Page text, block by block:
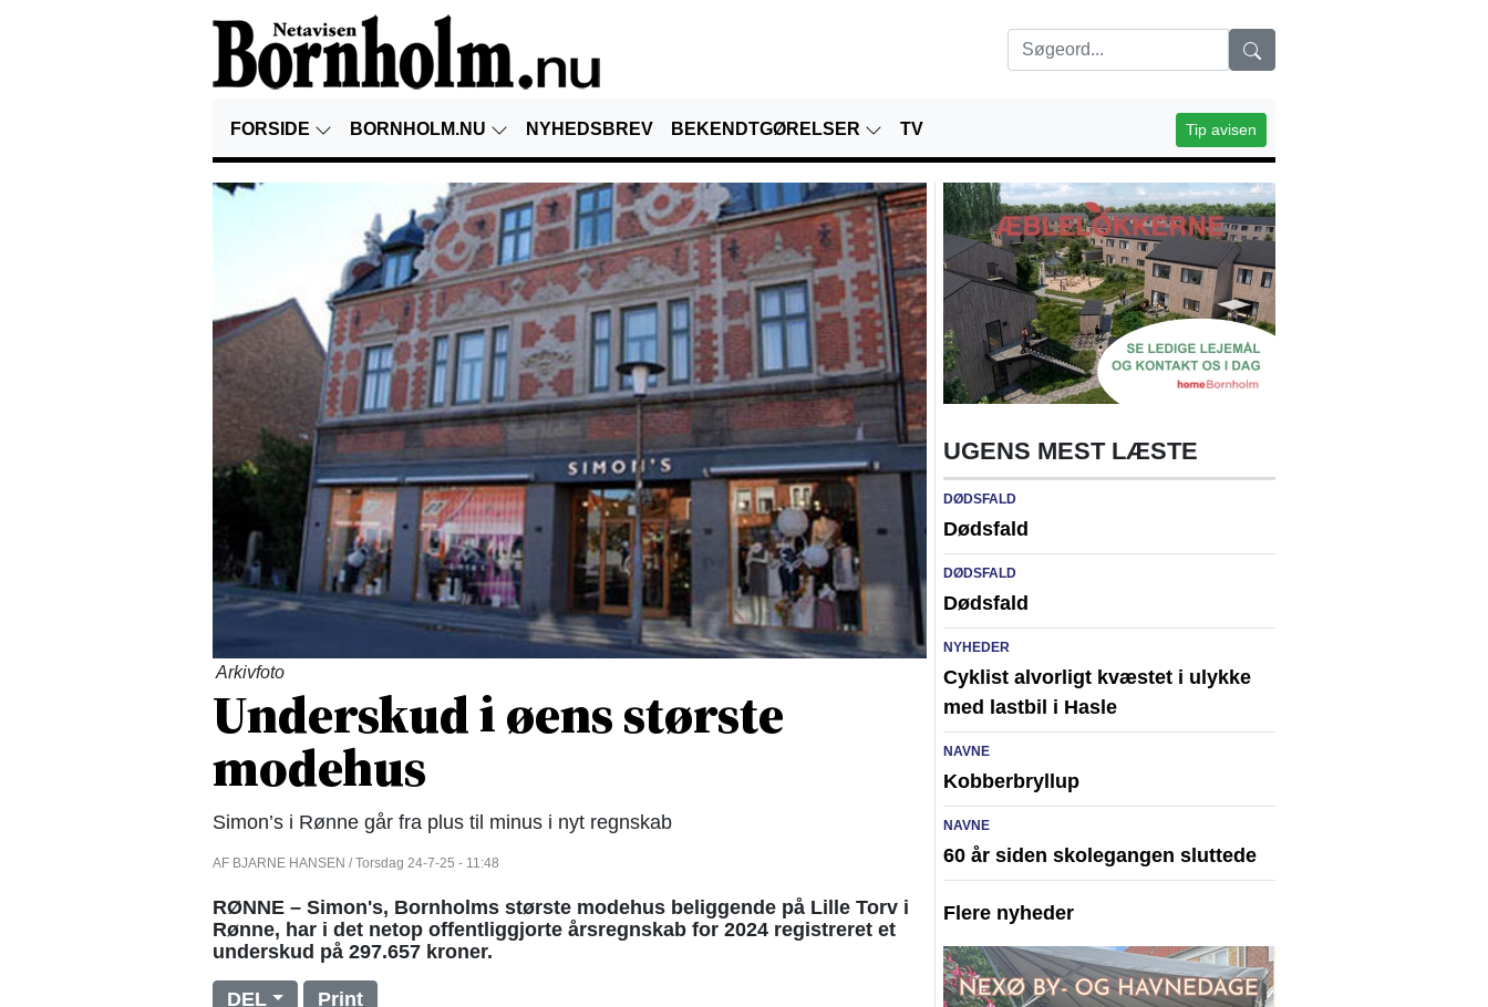
FORSIDE BORNHOLM.NU NYHEDSBREV BEKENDTGØRELSER TV Tip avisen
Arkivfoto
Underskud i øens største
modehus
Simon’s i Rønne går fra plus til minus i nyt regnskab
AF BJARNE HANSEN / Torsdag 24-7-25 - 11:48
RØNNE – Simon's, Bornholms største modehus beliggende på Lille Torv i
Rønne, har i det netop offentliggjorte årsregnskab for 2024 registreret et
underskud på 297.657 kroner.
DEL Print
UGENS MEST LÆSTE
DØDSFALD
Dødsfald
DØDSFALD
Dødsfald
NYHEDER
Cyklist alvorligt kvæstet i ulykke
med lastbil i Hasle
NAVNE
Kobberbryllup
NAVNE
60 år siden skolegangen sluttede
Flere nyheder